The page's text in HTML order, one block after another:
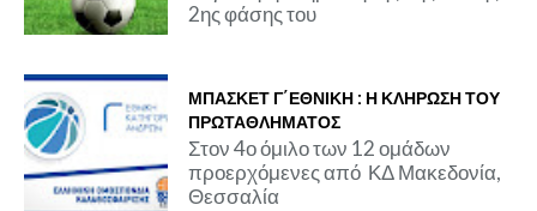
2ης φάσης του
ΜΠΑΣΚΕΤ Γ΄ΕΘΝΙΚΗ : Η ΚΛΗΡΩΣΗ ΤΟΥ
ΠΡΩΤΑΘΛΗΜΑΤΟΣ
Στον 4ο όμιλο των 12 ομάδων
προερχόμενες από ΚΔ Μακεδονία,
Θεσσαλία